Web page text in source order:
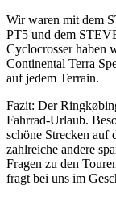
Wir waren mit dem
PT5 und dem
Cyclocrosser haben
Continental Terra
auf jedem Terrain.
Fazit: Der
Fahrrad-Urlaub.
schöne Strecken auf
zahlreiche andere
Fragen zu den
fragt bei uns im